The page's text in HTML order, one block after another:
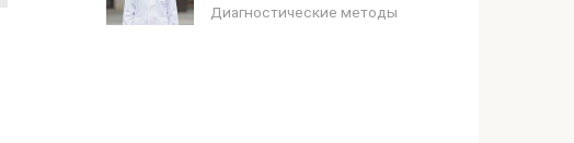
Диагностические методы